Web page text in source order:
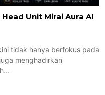
Unit Mirai Aura AI
tidak hanya berfokus pada
menghadirkan